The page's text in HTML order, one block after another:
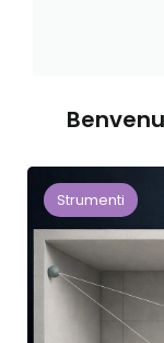
Strumenti